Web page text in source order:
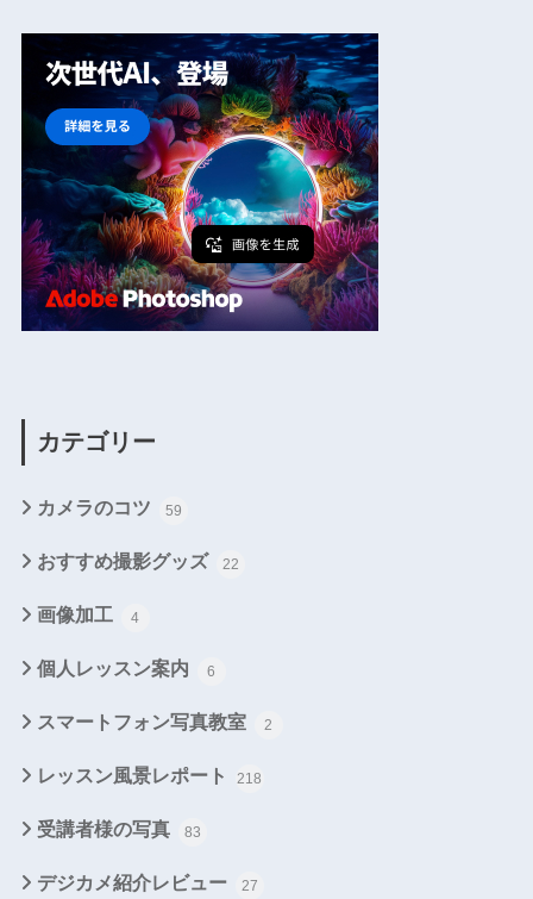
カテゴリー
カメラのコツ 59
おすすめ撮影グッズ 22
画像加工 4
個人レッスン案内 6
スマートフォン写真教室 2
レッスン風景レポート 218
受講者様の写真 83
デジカメ紹介レビュー 27